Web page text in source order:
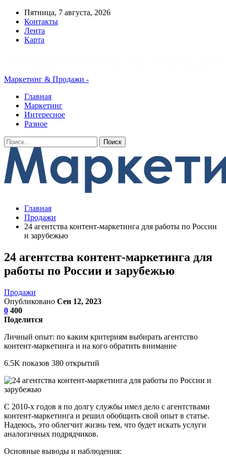
Пятница, 7 августа, 2026
Контакты
Лента
Карта
Маркетинг & Продажи -
Главная
Маркетинг
Интересное
Разное
Главная
Продажи
24 агентства контент-маркетинга для работы по России
и зарубежью
24 агентства контент-маркетинга для
работы по России и зарубежью
Продажи
Опубликовано Сен 12, 2023
0 400
Поделится
Личный опыт: по каким критериям выбирать агентство
контент-маркетинга и на кого обратить внимание
6.5K показов 380 открытий
С 2010-х годов я по долгу службы имел дело с агентствами
контент-маркетинга и решил обобщить свой опыт в статье.
Надеюсь, это облегчит жизнь тем, что будет искать услуги
аналогичных подрядчиков.
Основные выводы и наблюдения: